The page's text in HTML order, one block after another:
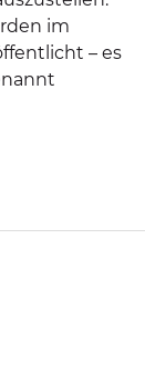
im
– es